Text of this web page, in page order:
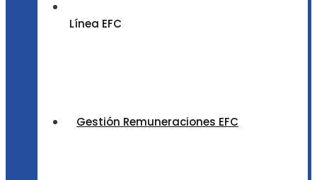
Línea EFC
Gestión Remuneraciones EFC